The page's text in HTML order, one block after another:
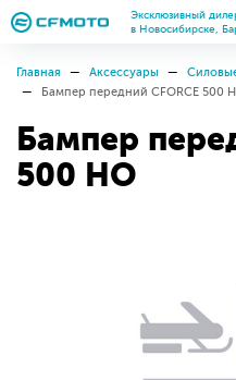
Эксклюзивный
в Новосибирске,
Главная Аксессуары
Бампер передний CFORCE 500
Бампер
500 HO